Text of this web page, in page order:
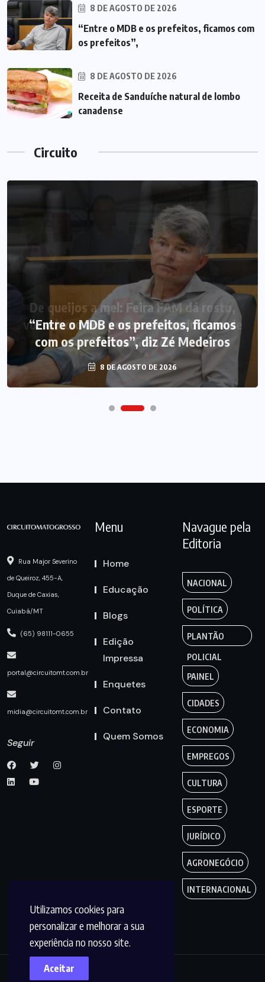
Utilizamos cookies para
personalizar e melhorar a sua
experiência no nosso site.
Aceitar
8 DE AGOSTO DE 2026
“Entre o MDB e os prefeitos, ficamos com
os prefeitos”,
8 DE AGOSTO DE 2026
Receita de Sanduíche natural de lombo
canadense
Circuito
“Entre o MDB e os prefeitos, ficamos
com os prefeitos”, diz Zé Medeiros
8 DE AGOSTO DE 2026
Rua Major Severino
de Queiroz, 455-A,
Duque de Caxias,
Cuiabá/MT
(65) 98111-0655
portal@circuitomt.com.br
midia@circuitomt.com.br
Seguir
Menu
Home
Educação
Blogs
Edição
Impressa
Enquetes
Contato
Quem Somos
Navague pela
Editoria
NACIONAL
POLÍTICA
PLANTÃO
POLICIAL
PAINEL
CIDADES
ECONOMIA
EMPREGOS
CULTURA
ESPORTE
JURÍDICO
AGRONEGÓCIO
INTERNACIONAL